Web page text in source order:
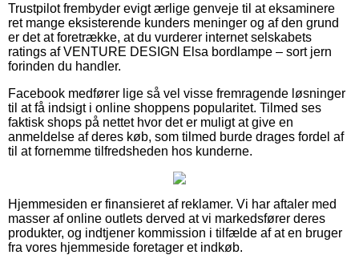
Trustpilot frembyder evigt ærlige genveje til at eksaminere
ret mange eksisterende kunders meninger og af den grund
er det at foretrække, at du vurderer internet selskabets
ratings af VENTURE DESIGN Elsa bordlampe – sort jern
forinden du handler.
Facebook medfører lige så vel visse fremragende løsninger
til at få indsigt i online shoppens popularitet. Tilmed ses
faktisk shops på nettet hvor det er muligt at give en
anmeldelse af deres køb, som tilmed burde drages fordel af
til at fornemme tilfredsheden hos kunderne.
Hjemmesiden er finansieret af reklamer. Vi har aftaler med
masser af online outlets derved at vi markedsfører deres
produkter, og indtjener kommission i tilfælde af at en bruger
fra vores hjemmeside foretager et indkøb.